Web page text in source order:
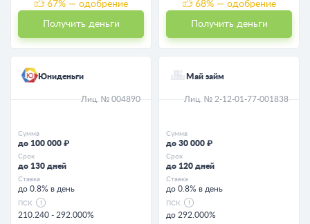
67% — одобрение
Получить деньги
68% — одобрение
Получить деньги
Юниденьги
Лиц. № 004890
Сумма
до 100 000 ₽
Срок
до 130 дней
Ставка
до 0.8% в день
ПСК
210.240 - 292.000%
Май займ
Лиц. № 2-12-01-77-001838
Сумма
до 30 000 ₽
Срок
до 120 дней
Ставка
до 0.8% в день
ПСК
до 292.000%